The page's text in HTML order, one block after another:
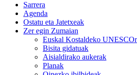
Sarrera
Agenda
Ostatu eta Jatetxeak
Zer egin Zumaian
Euskal Kostaldeko
Bisita gidatuak
Aisialdirako aukerak
Planak